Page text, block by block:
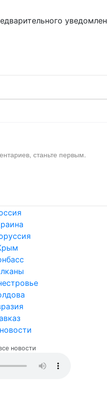
станьте первым.
новости